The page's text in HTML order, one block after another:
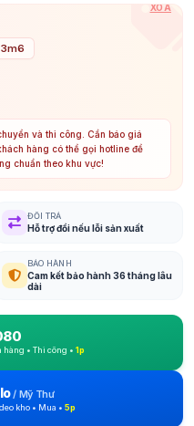
3m6
XÓA
và thi công. Cần báo giá
hàng có thể gọi hotline để
chuẩn theo khu vực!
ĐỔI TRẢ
Hỗ trợ đổi nếu lỗi sản xuất
BẢO HÀNH
Cam kết bảo hành 36 tháng lâu
dài
hàng • Thi công • 1p
/ Mỹ Thư
kho • Mua • 5p